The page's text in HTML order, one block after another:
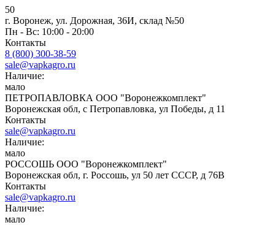
50
г. Воронеж, ул. Дорожная, 36И, склад №50
Пн - Вс: 10:00 - 20:00
Контакты
8 (800) 300-38-59
sale@vapkagro.ru
Наличие:
мало
ПЕТРОПАВЛОВКА ООО "Воронежкомплект"
Воронежская обл, с Петропавловка, ул Победы, д 11
Контакты
sale@vapkagro.ru
Наличие:
мало
РОССОШЬ ООО "Воронежкомплект"
Воронежская обл, г. Россошь, ул 50 лет СССР, д 76В
Контакты
sale@vapkagro.ru
Наличие:
мало